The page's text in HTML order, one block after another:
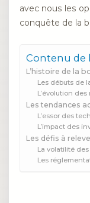
avec nous les
conquête de la
Contenu de
L’histoire de la
Les débuts de
L’évolution
Les tendances
L’essor des
L’impact des
Les défis à
La volatilité
Les